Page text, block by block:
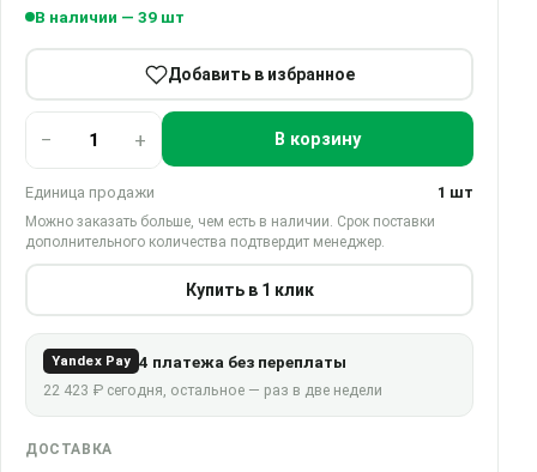
В наличии — 39 шт
Добавить в избранное
− + В корзину
Единица продажи 1 шт
Можно заказать больше, чем есть в наличии. Срок поставки
дополнительного количества подтвердит менеджер.
Купить в 1 клик
Yandex Pay 4 платежа без переплаты
22 423 ₽ сегодня, остальное — раз в две недели
ДОСТАВКА